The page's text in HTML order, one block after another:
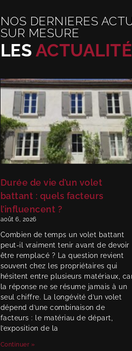
NOS DERNIERES
SUR MESURE
LES
Durée de vie d’un volet
battant : quels facteurs
l’influencent ?
août 6, 2026
Combien de temps un volet battant
peut-il vraiment tenir avant de devoir
être remplacé ? La question revient
souvent chez les propriétaires qui
hésitent entre plusieurs matériaux,
la réponse ne se résume jamais à un
seul chiffre. La longévité d’un volet
dépend d’une combinaison de
facteurs : le matériau de départ,
l’exposition de la
Continuer »